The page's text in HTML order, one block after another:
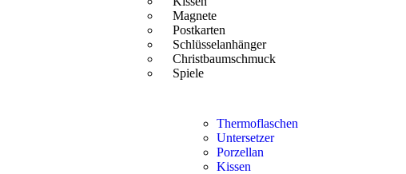
Magnete
Postkarten
Schlüsselanhänger
Christbaumschmuck
Spiele
Thermoflaschen
Untersetzer
Porzellan
Kissen